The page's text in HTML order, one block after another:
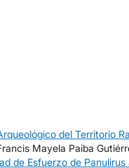
del Territorio
Mayela Paiba
de Esfuerzo de